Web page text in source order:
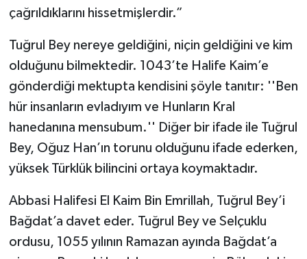
çağrıldıklarını hissetmişlerdir.”
Tuğrul Bey nereye geldiğini, niçin geldiğini ve kim
olduğunu bilmektedir. 1043’te Halife Kaim’e
gönderdiği mektupta kendisini şöyle tanıtır: ''Ben
hür insanların evladıyım ve Hunların Kral
hanedanına mensubum.'' Diğer bir ifade ile Tuğrul
Bey, Oğuz Han’ın torunu olduğunu ifade ederken,
yüksek Türklük bilincini ortaya koymaktadır.
Abbasi Halifesi El Kaim Bin Emrillah, Tuğrul Bey’i
Bağdat’a davet eder. Tuğrul Bey ve Selçuklu
ordusu, 1055 yılının Ramazan ayında Bağdat’a